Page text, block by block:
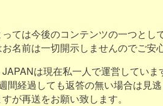
ては今後のコンテンツの一つとし
名前は一切開示しませんのでご安
は現在私一人で運営してい
間経過しても返答の無い場合は見
が再送をお願い致します。